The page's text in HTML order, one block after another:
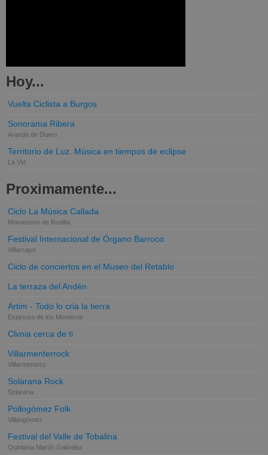
Hoy...
Vuelta Ciclista a Burgos
Sonorama Ribera
Aranda de Duero
Territorio de Luz. Música en tiempos de eclipse
La Vid
Proximamente...
Ciclo La Música Callada
Monasterio de Rodilla
Festival Internacional de Órgano Barroco
Villarcayo
Ciclo de conciertos en el Museo del Retablo
La terraza del Andén
Artim - Todo lo cria la tierra
Espinosa de los Monteros
Clvnia cerca de ti
Villarmenterrock
Villarmentero
Solarana Rock
Solarana
Pollogómez Folk
Villangómez
Festival del Valle de Tobalina
Quintana Martín Galíndez